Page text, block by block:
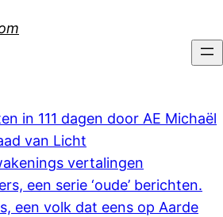
in 111 dagen door AE Michaël
van Licht
vertalingen
een serie ‘oude’ berichten.
een volk dat eens op Aarde